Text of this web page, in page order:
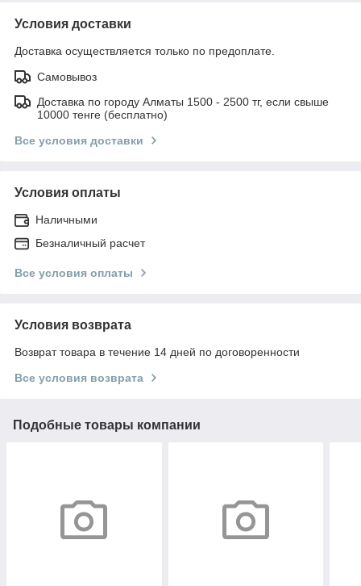
Условия доставки
Доставка осуществляется только по предоплате.
Самовывоз
Доставка по городу Алматы 1500 - 2500 тг, если свыше
10000 тенге (бесплатно)
Все условия доставки
Условия оплаты
Наличными
Безналичный расчет
Все условия оплаты
Условия возврата
Возврат товара в течение 14 дней по договоренности
Все условия возврата
Подобные товары компании